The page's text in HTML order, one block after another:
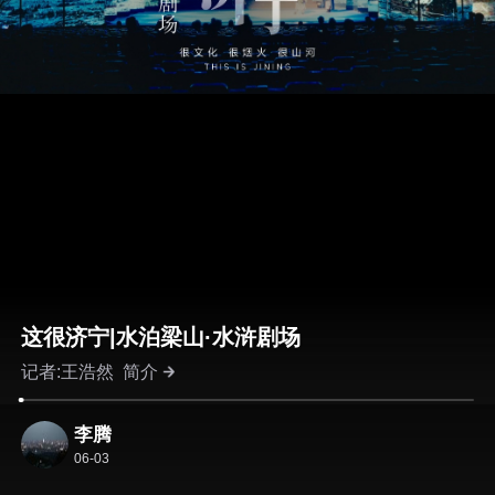
这很济宁|水泊梁山·水浒剧场
记者:王浩然简介
李腾
06-03